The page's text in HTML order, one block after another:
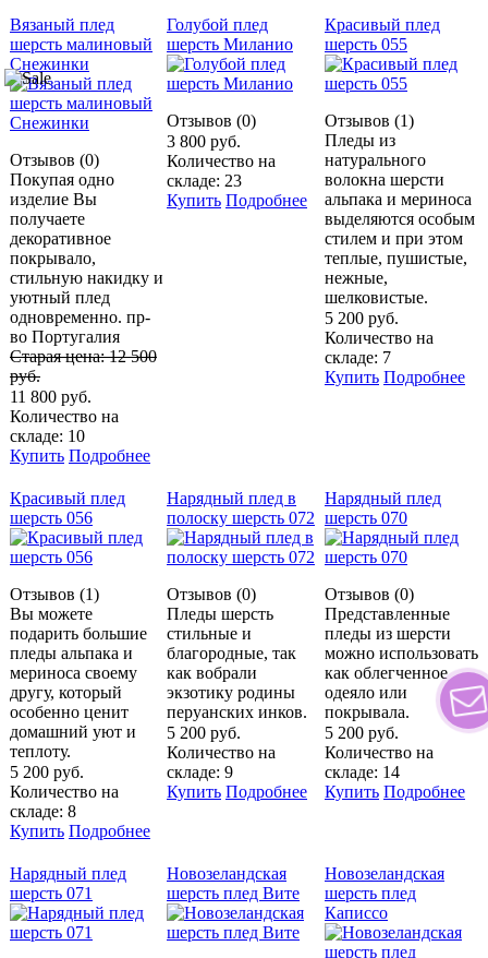
Вязаный плед
шерсть малиновый
Снежинки
Отзывов (0)
Покупая одно
изделие Вы
получаете
декоративное
покрывало,
стильную накидку и
уютный плед
одновременно. пр-
во Португалия
Старая цена:12 500
руб.
11 800 руб.
Количество на
складе: 10
Купить Подробнее
Голубой плед
шерсть Миланио
Отзывов (0)
3 800 руб.
Количество на
складе: 23
Купить Подробнее
Красивый плед
шерсть 055
Отзывов (1)
Пледы из
натурального
волокна шерсти
альпака и мериноса
выделяются особым
стилем и при этом
теплые, пушистые,
нежные,
шелковистые.
5 200 руб.
Количество на
складе: 7
Купить Подробнее
Красивый плед
шерсть 056
Отзывов (1)
Вы можете
подарить большие
пледы альпака и
мериноса своему
другу, который
особенно ценит
домашний уют и
теплоту.
5 200 руб.
Количество на
складе: 8
Купить Подробнее
Нарядный плед в
полоску шерсть 072
Отзывов (0)
Пледы шерсть
стильные и
благородные, так
как вобрали
экзотику родины
перуанских инков.
5 200 руб.
Количество на
складе: 9
Купить Подробнее
Нарядный плед
шерсть 070
Отзывов (0)
Представленные
пледы из шерсти
можно использовать
как облегченное
одеяло или
покрывала.
5 200 руб.
Количество на
складе: 14
Купить Подробнее
Нарядный плед
шерсть 071
Новозеландская
шерсть плед Вите
Новозеландская
шерсть плед
Каписсо